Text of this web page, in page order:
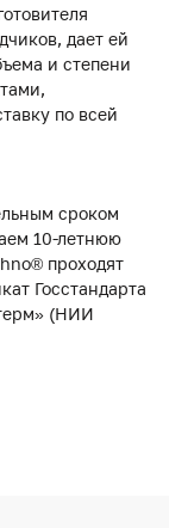
дает ей
и степени
по всей
сроком
10-летнюю
проходят
Госстандарта
(НИИ